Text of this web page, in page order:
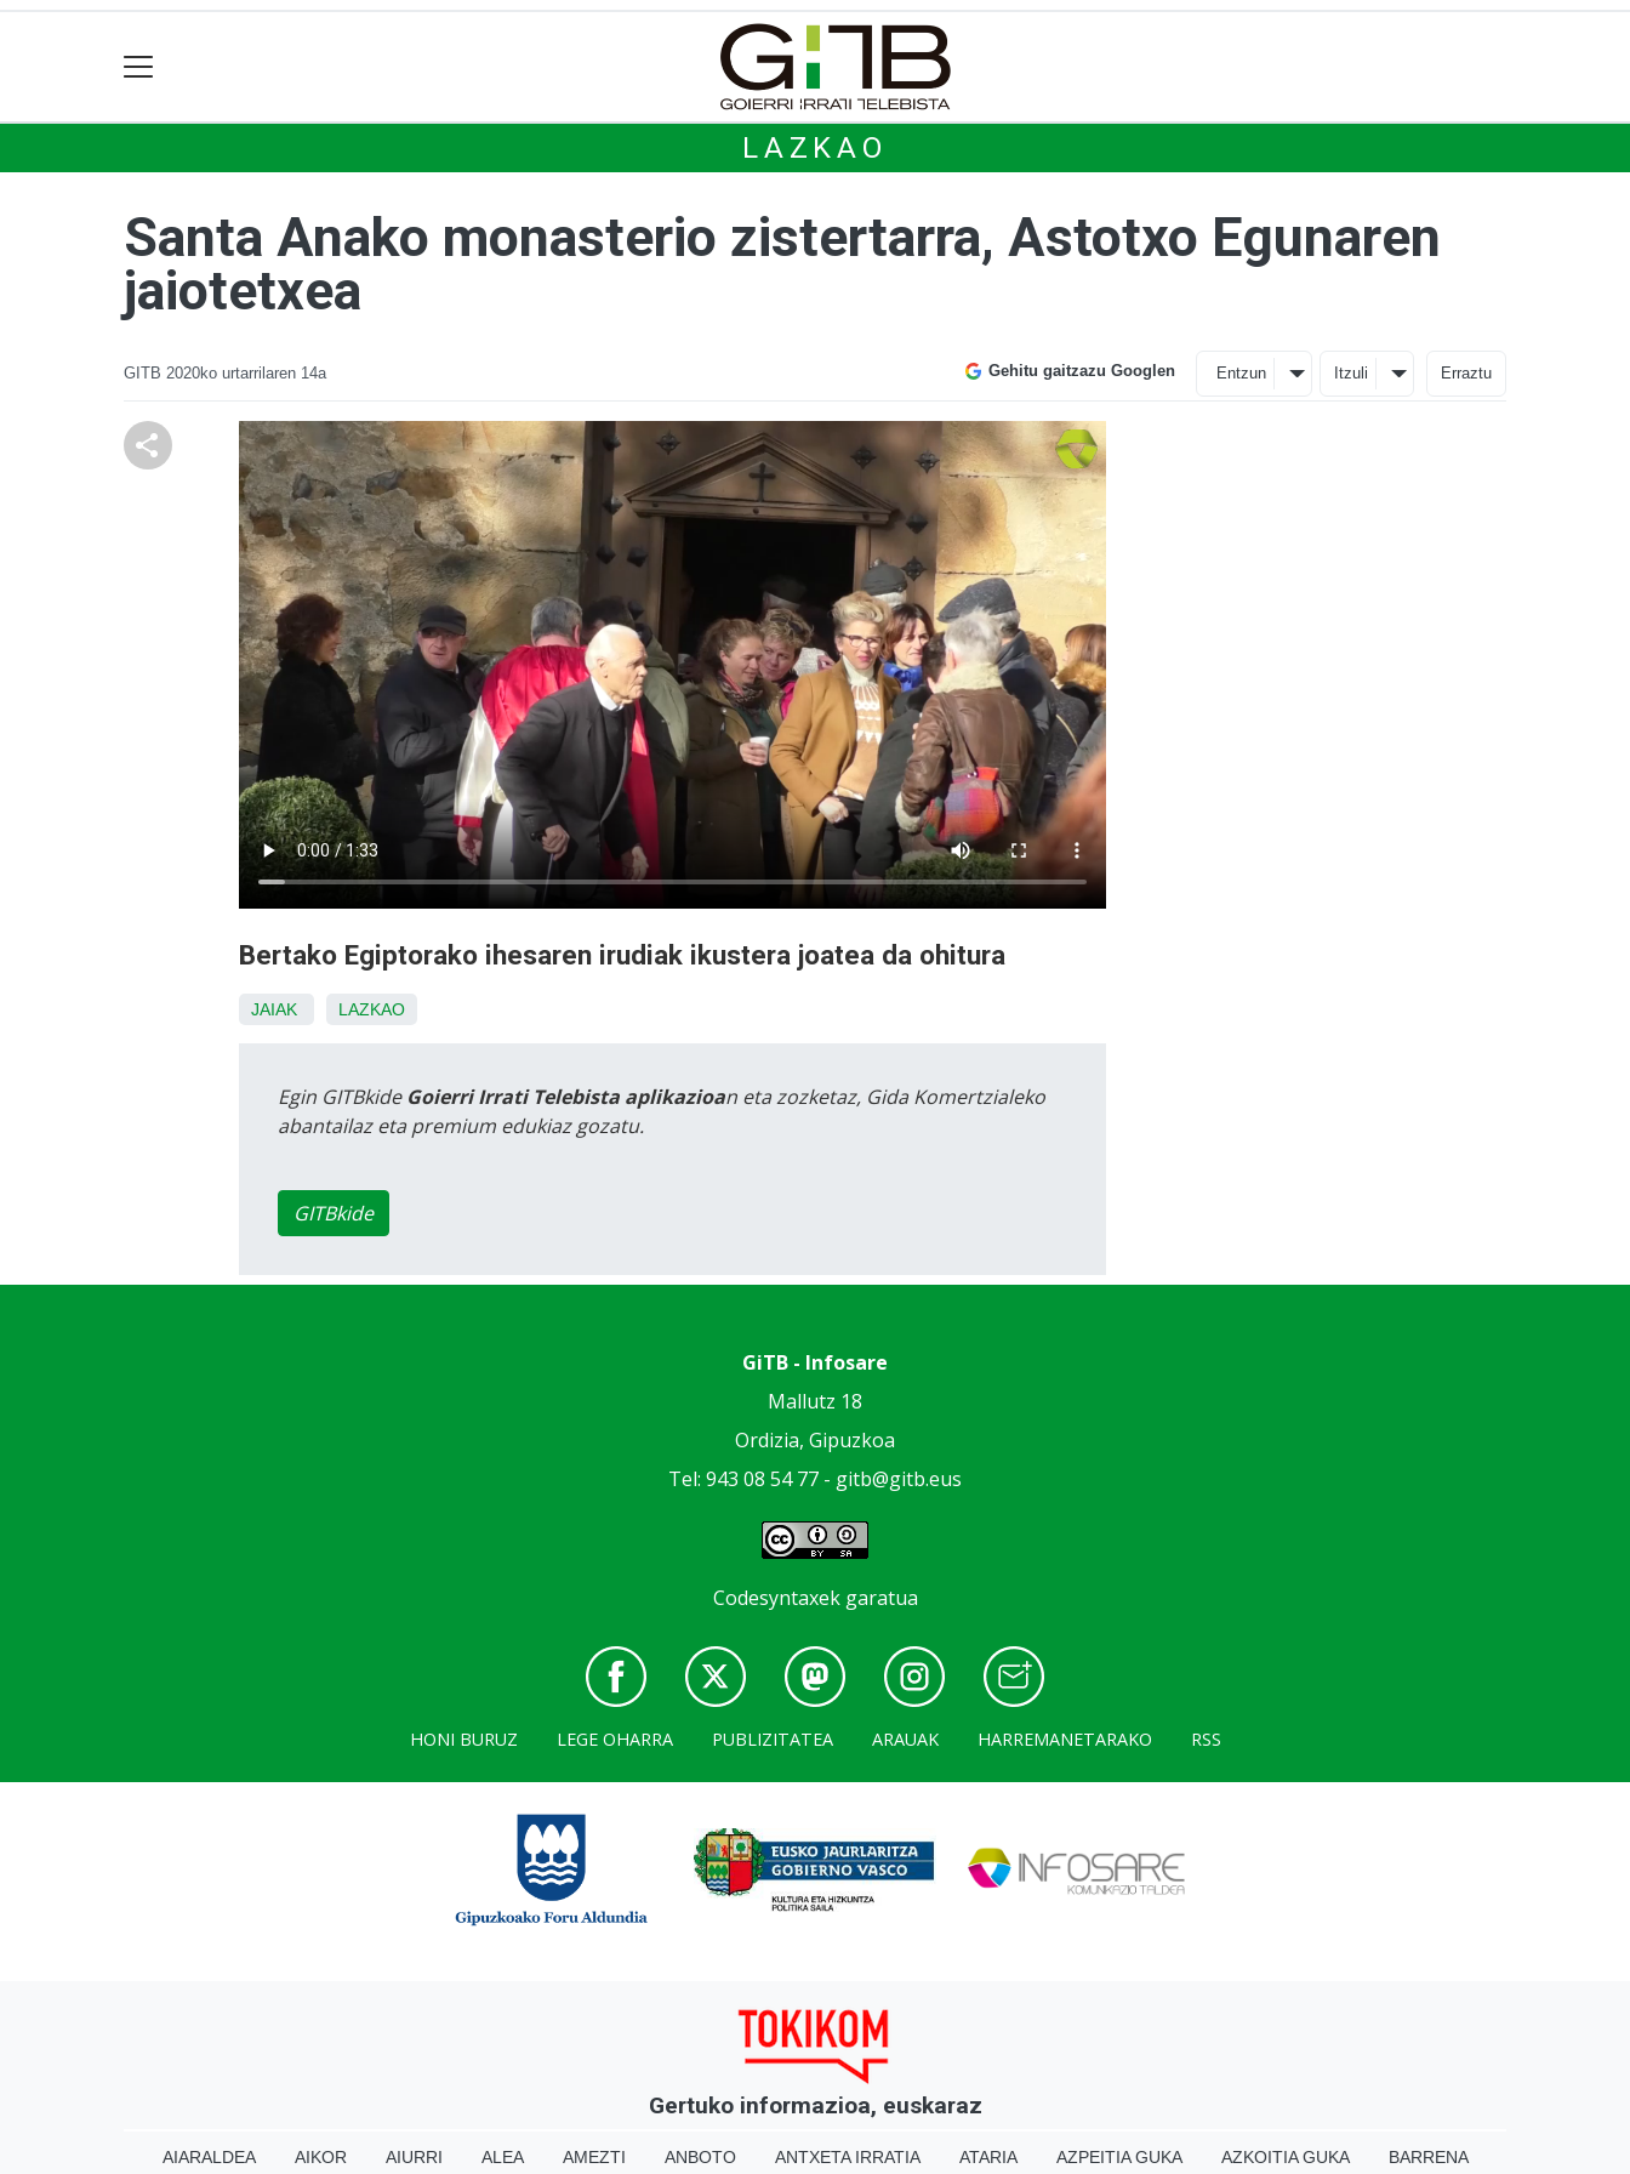
LAZKAO
Santa Anako monasterio zistertarra, Astotxo Egunaren
jaiotetxea
GITB 2020ko urtarrilaren 14a Gehitu gaitzazu Googlen Entzun Itzuli Erraztu
Bertako Egiptorako ihesaren irudiak ikustera joatea da ohitura
JAIAK LAZKAO
Egin GITBkide Goierri Irrati Telebista aplikazioan eta zozketaz, Gida Komertzialeko
abantailaz eta premium edukiaz gozatu.
GITBkide
GiTB - Infosare
Mallutz 18
Ordizia, Gipuzkoa
Tel: 943 08 54 77 - gitb@gitb.eus
Codesyntaxek garatua
HONI BURUZ LEGE OHARRA PUBLIZITATEA ARAUAK HARREMANETARAKO RSS
Gertuko informazioa, euskaraz
AIARALDEA AIKOR AIURRI ALEA AMEZTI ANBOTO ANTXETA IRRATIA ATARIA AZPEITIA GUKA AZKOITIA GUKA BARRENA